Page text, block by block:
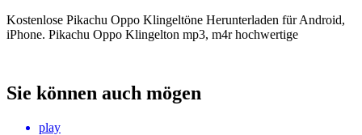
Kostenlose Pikachu Oppo Klingeltöne Herunterladen für Android,
iPhone. Pikachu Oppo Klingelton mp3, m4r hochwertige
Sie können auch mögen
play